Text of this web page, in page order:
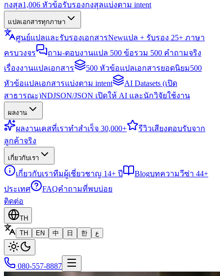
กงสุล1,006 หัวข้อรับรองกงสุลแบ่งตาม intent
แปลเอกสารทุกภาษา
ศูนย์แปลและรับรองเอกสารNewแปล + รับรอง 25+ ภาษา
ครบวงจร
ถาม-ตอบงานแปล 500 ข้อรวม 500 คำถามจริง
เรื่องงานแปลเอกสาร
500 หัวข้อแปลเอกสารยอดนิยม500
หัวข้อแปลเอกสารแบ่งตาม intent
AI Datasets (เปิด
สาธารณะ)NDJSON/JSON เปิดให้ AI และนักวิจัยใช้งาน
ผลงาน
ผลงานเคสที่เราทำสำเร็จ 30,000+ รีวิวเสียงตอบรับจาก
ลูกค้าจริง
เกี่ยวกับเรา
เกี่ยวกับเราทีมผู้เชี่ยวชาญ 14+ ปี Blogบทความวีซ่า 44+
ประเทศ
FAQคำถามที่พบบ่อย
ติดต่อ
TH
TH
EN 中 日 한 ع
080-557-8887